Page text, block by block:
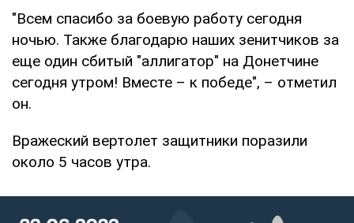
"Всем спасибо за боевую работу сегодня
ночью. Также благодарю наших зенитчиков за
еще один сбитый "аллигатор" на Донетчине
сегодня утром! Вместе – к победе", – отметил
он.
Вражеский вертолет защитники поразили
около 5 часов утра.